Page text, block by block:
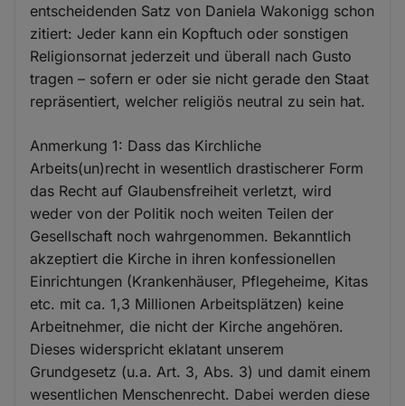
entscheidenden Satz von Daniela Wakonigg schon
zitiert: Jeder kann ein Kopftuch oder sonstigen
Religionsornat jederzeit und überall nach Gusto
tragen – sofern er oder sie nicht gerade den Staat
repräsentiert, welcher religiös neutral zu sein hat.
Anmerkung 1: Dass das Kirchliche
Arbeits(un)recht in wesentlich drastischerer Form
das Recht auf Glaubensfreiheit verletzt, wird
weder von der Politik noch weiten Teilen der
Gesellschaft noch wahrgenommen. Bekanntlich
akzeptiert die Kirche in ihren konfessionellen
Einrichtungen (Krankenhäuser, Pflegeheime, Kitas
etc. mit ca. 1,3 Millionen Arbeitsplätzen) keine
Arbeitnehmer, die nicht der Kirche angehören.
Dieses widerspricht eklatant unserem
Grundgesetz (u.a. Art. 3, Abs. 3) und damit einem
wesentlichen Menschenrecht. Dabei werden diese